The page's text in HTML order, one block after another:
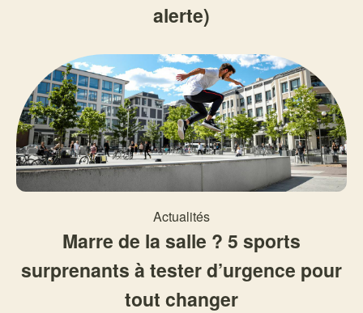
alerte)
Actualités
Marre de la salle ? 5 sports
surprenants à tester d’urgence pour
tout changer